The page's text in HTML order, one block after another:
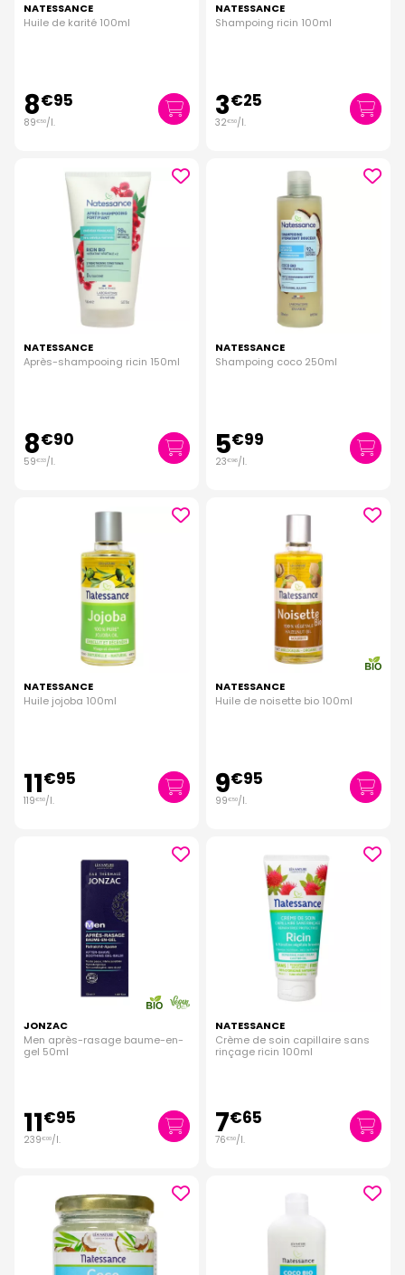
NATESSANCE
Huile de karité 100ml
8€95
89€50/l.
NATESSANCE
Shampoing ricin 100ml
3€25
32€50/l.
NATESSANCE
Après-shampooing ricin 150ml
8€90
59€33/l.
NATESSANCE
Shampoing coco 250ml
5€99
23€96/l.
NATESSANCE
Huile jojoba 100ml
11€95
119€50/l.
NATESSANCE
Huile de noisette bio 100ml
9€95
99€50/l.
JONZAC
Men après-rasage baume-en-
gel 50ml
11€95
239€00/l.
NATESSANCE
Crème de soin capillaire sans
rinçage ricin 100ml
7€65
76€50/l.